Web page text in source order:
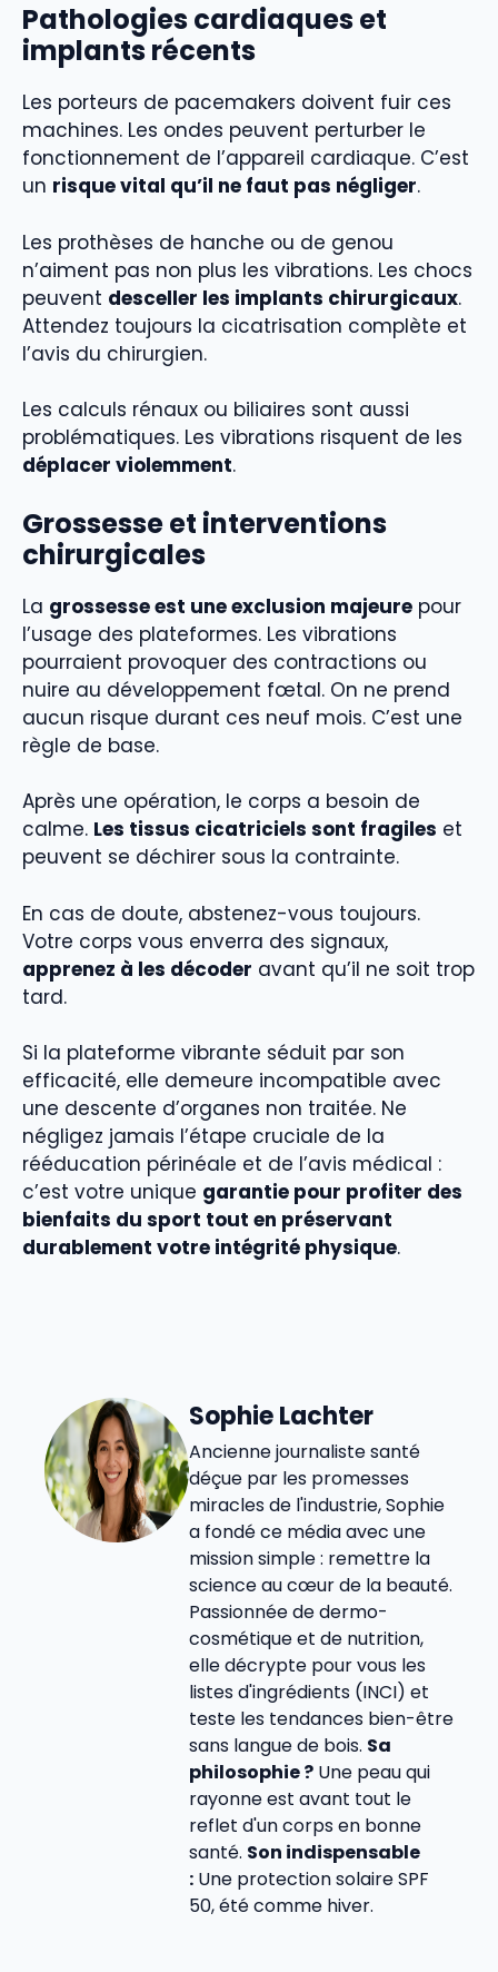
Pathologies cardiaques et
implants récents
Les porteurs de pacemakers doivent fuir ces
machines. Les ondes peuvent perturber le
fonctionnement de l’appareil cardiaque. C’est
un risque vital qu’il ne faut pas négliger.
Les prothèses de hanche ou de genou
n’aiment pas non plus les vibrations. Les chocs
peuvent desceller les implants chirurgicaux.
Attendez toujours la cicatrisation complète et
l’avis du chirurgien.
Les calculs rénaux ou biliaires sont aussi
problématiques. Les vibrations risquent de les
déplacer violemment.
Grossesse et interventions
chirurgicales
La grossesse est une exclusion majeure pour
l’usage des plateformes. Les vibrations
pourraient provoquer des contractions ou
nuire au développement fœtal. On ne prend
aucun risque durant ces neuf mois. C’est une
règle de base.
Après une opération, le corps a besoin de
calme. Les tissus cicatriciels sont fragiles et
peuvent se déchirer sous la contrainte.
En cas de doute, abstenez-vous toujours.
Votre corps vous enverra des signaux,
apprenez à les décoder avant qu’il ne soit trop
tard.
Si la plateforme vibrante séduit par son
efficacité, elle demeure incompatible avec
une descente d’organes non traitée. Ne
négligez jamais l’étape cruciale de la
rééducation périnéale et de l’avis médical :
c’est votre unique garantie pour profiter des
bienfaits du sport tout en préservant
durablement votre intégrité physique.
Sophie Lachter
Ancienne journaliste santé
déçue par les promesses
miracles de l'industrie, Sophie
a fondé ce média avec une
mission simple : remettre la
science au cœur de la beauté.
Passionnée de dermo-
cosmétique et de nutrition,
elle décrypte pour vous les
listes d'ingrédients (INCI) et
teste les tendances bien-être
sans langue de bois. Sa
philosophie ? Une peau qui
rayonne est avant tout le
reflet d'un corps en bonne
santé. Son indispensable
: Une protection solaire SPF
50, été comme hiver.